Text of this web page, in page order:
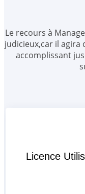
Le recours à
judicieux,car il agira
accomplissant
Licence